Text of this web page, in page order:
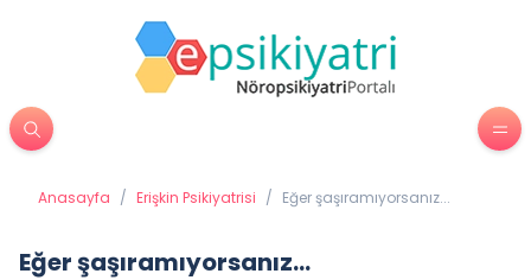
Anasayfa / Erişkin Psikiyatrisi / Eğer şaşıramıyorsanız...
Eğer şaşıramıyorsanız...